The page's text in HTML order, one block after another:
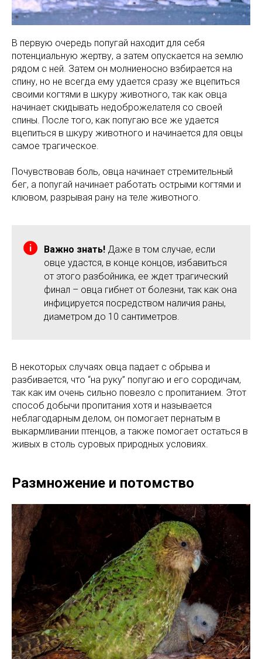
В первую очередь попугай находит для себя
потенциальную жертву, а затем опускается на землю
рядом с ней. Затем он молниеносно взбирается на
спину, но не всегда ему удается сразу же вцепиться
своими когтями в шкуру животного, так как овца
начинает скидывать недоброжелателя со своей
спины. После того, как попугаю все же удается
вцепиться в шкуру животного и начинается для овцы
самое трагическое.
Почувствовав боль, овца начинает стремительный
бег, а попугай начинает работать острыми когтями и
клювом, разрывая рану на теле животного.
Важно знать! Даже в том случае, если
овце удастся, в конце концов, избавиться
от этого разбойника, ее ждет трагический
финал – овца гибнет от болезни, так как она
инфицируется посредством наличия раны,
диаметром до 10 сантиметров.
В некоторых случаях овца падает с обрыва и
разбивается, что “на руку” попугаю и его сородичам,
так как им очень сильно повезло с пропитанием. Этот
способ добычи пропитания хотя и называется
неблагодарным делом, он помогает пернатым в
выкармливании птенцов, а также помогает остаться в
живых в столь суровых природных условиях.
Размножение и потомство